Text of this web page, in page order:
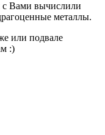
Вами вычислили
металлы.
или подвале
:)